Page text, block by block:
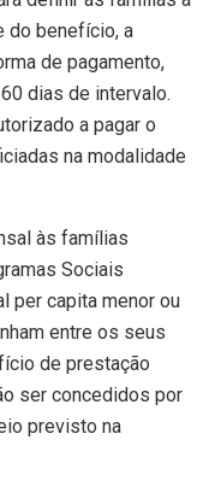
do benefício, a
de pagamento,
dias de intervalo.
a pagar o
na modalidade
às famílias
Sociais
per capita menor ou
entre os seus
de prestação
ser concedidos por
previsto na